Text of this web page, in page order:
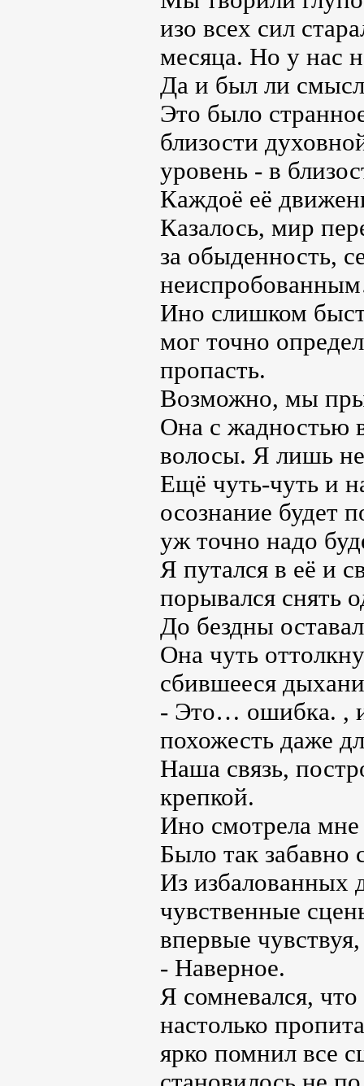
изо всех сил
месяца. Но у нас
Да и был ли
Это было
близости
уровень - в
Каждоё её
Казалось, мир
за обыденность,
Ино слишком
мог точно
пропасть.
Возможно, мы
Она с жадностью
волосы. Я лишь
Ещё чуть-чуть и
осознание будет
уж точно надо
Я путался в её и
порывался снять
До бездны
Она чуть
сбившееся
- Это… ошибка. ,
похожесть даже
Наша связь,
крепкой.
Ино смотрела мне
Было так забавно
Из избалованных
чувственные
впервые
- Наверное.
Я сомневался,
настолько
ярко помнил все